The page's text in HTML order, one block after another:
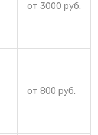
от 3000 руб.
от 800 руб.